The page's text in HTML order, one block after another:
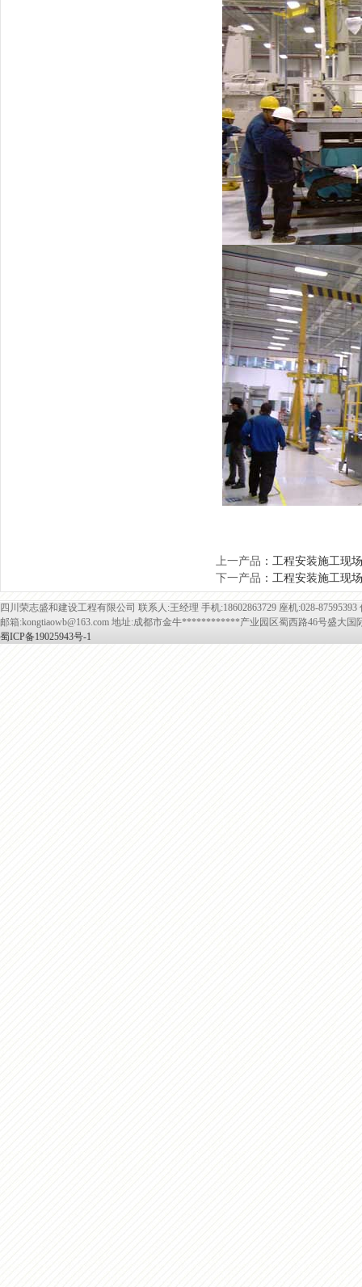
上一产品 ： 工程安装施工现场
下一产品 ： 工程安装施工现场
四川荣志盛和建设工程有限公司 联系人:王经理 手机:18602863729 座机:028-87595393
邮箱:kongtiaowb@163.com 地址:成都市金牛************产业园区蜀西路46号盛大国
蜀ICP备19025943号-1